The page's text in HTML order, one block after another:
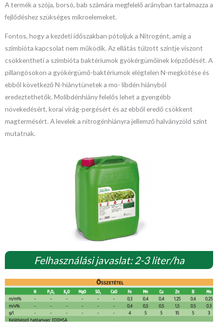
A termék a szója, borsó, bab számára megfelelő arányban tartalmazza a
fejlődéshez szükséges mikroelemeket.
Fontos, hogy a kezdeti időszakban pótoljuk a Nitrogént, amíg a
szimbióta kapcsolat nem működik. Az ellátás túlzott szintje viszont
csökkentheti a szimbióta baktériumok gyökérgümőinek képződését. A
pillangósokon a gyökérgümő-baktériumok elégtelen N-megkötése és
ebből következő N-hiánytünetek a mo- libdén hiányból
eredeztethetők. Molibdénhiány felelős lehet a gyengébb
növekedésért, korai virág-pergésért és az ebből eredő csökkent
magtermésért. A levelek a nitrogénhiányra jellemző halványzöld színt
mutatnak.
Felhasználási javaslat: 2-3 liter/ha